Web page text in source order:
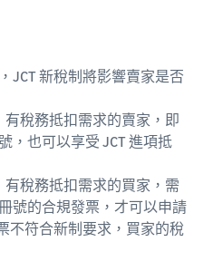
JCT 新稅制將影響賣家是否
有稅務抵扣需求的賣家，即
，也可以享受 JCT 進項抵
有稅務抵扣需求的買家，需
號的合規發票，才可以申請
不符合新制要求，買家的稅